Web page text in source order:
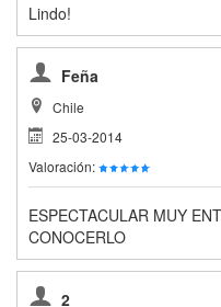
Lindo!
Feña
Chile
25-03-2014
Valoración:
ESPECTACULAR MUY
CONOCERLO
2